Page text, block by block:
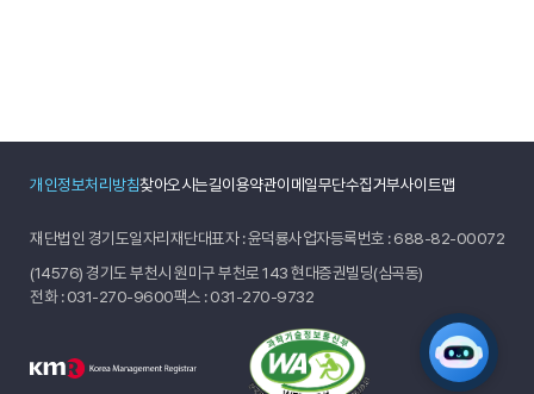
개인정보처리방침찾아오시는길이용약관이메일무단수집거부사이트맵
재단법인 경기도일자리재단대표자 : 윤덕룡사업자등록번호 : 688-82-00072
(14576) 경기도 부천시 원미구 부천로 143 현대증권빌딩(심곡동)
전화 :031-270-9600팩스 : 031-270-9732